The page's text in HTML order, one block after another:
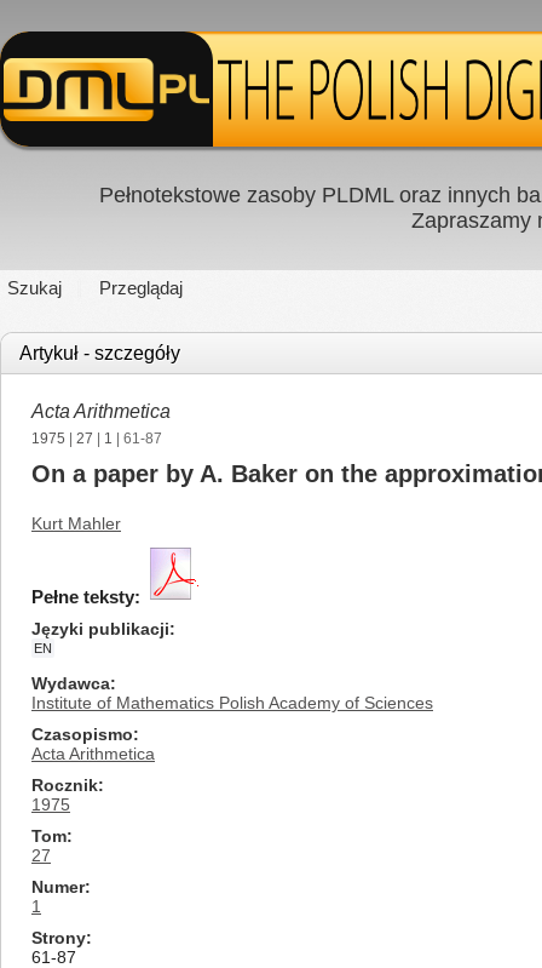
Pełnotekstowe zasoby PLDML oraz innych
Zapraszamy
Szukaj Przeglądaj
Artykuł - szczegóły
Acta Arithmetica
1975 27 1 | 61-87
On a paper by A. Baker on the
Kurt Mahler
Pełne teksty:
Języki publikacji
EN
Wydawca
Institute of Mathematics Polish Academy of Sciences
Czasopismo
Acta Arithmetica
Rocznik
1975
Tom
27
Numer
1
Strony
61-87